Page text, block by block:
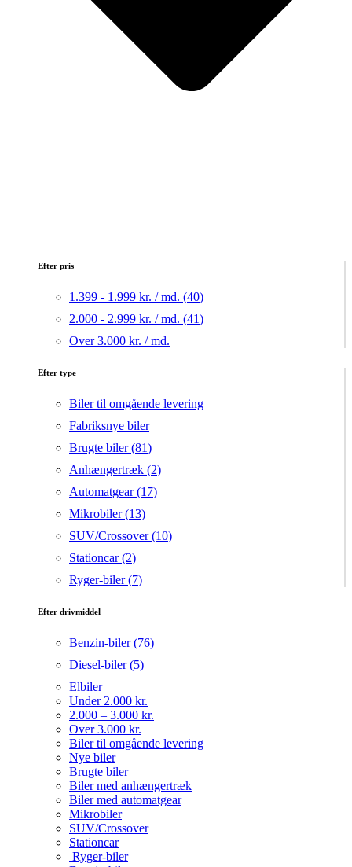
Efter pris
1.399 - 1.999 kr. / md. (40)
2.000 - 2.999 kr. / md. (41)
Over 3.000 kr. / md.
Efter type
Biler til omgående levering
Fabriksnye biler
Brugte biler (81)
Anhængertræk (2)
Automatgear (17)
Mikrobiler (13)
SUV/Crossover (10)
Stationcar (2)
Ryger-biler (7)
Efter drivmiddel
Benzin-biler (76)
Diesel-biler (5)
Elbiler
Under 2.000 kr.
2.000 – 3.000 kr.
Over 3.000 kr.
Biler til omgående levering
Nye biler
Brugte biler
Biler med anhængertræk
Biler med automatgear
Mikrobiler
SUV/Crossover
Stationcar
Ryger-biler